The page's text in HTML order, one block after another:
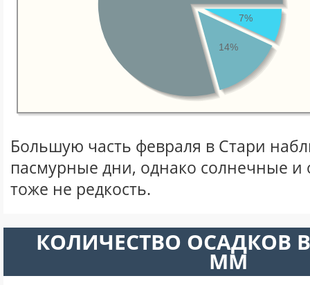
7%
14%
Большую часть февраля в Стари
пасмурные дни, однако солнечные
тоже не редкость.
КОЛИЧЕСТВО ОСАДКОВ
ММ